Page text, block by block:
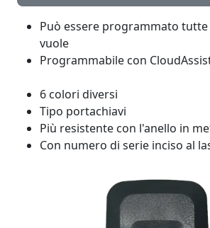
Può essere programmato tutte
vuole
Programmabile con
6 colori diversi
Tipo portachiavi
Più resistente con l'anello in
Con numero di serie inciso al